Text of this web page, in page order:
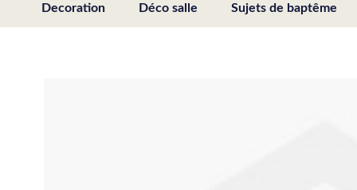
Decoration Déco salle Sujets de baptême